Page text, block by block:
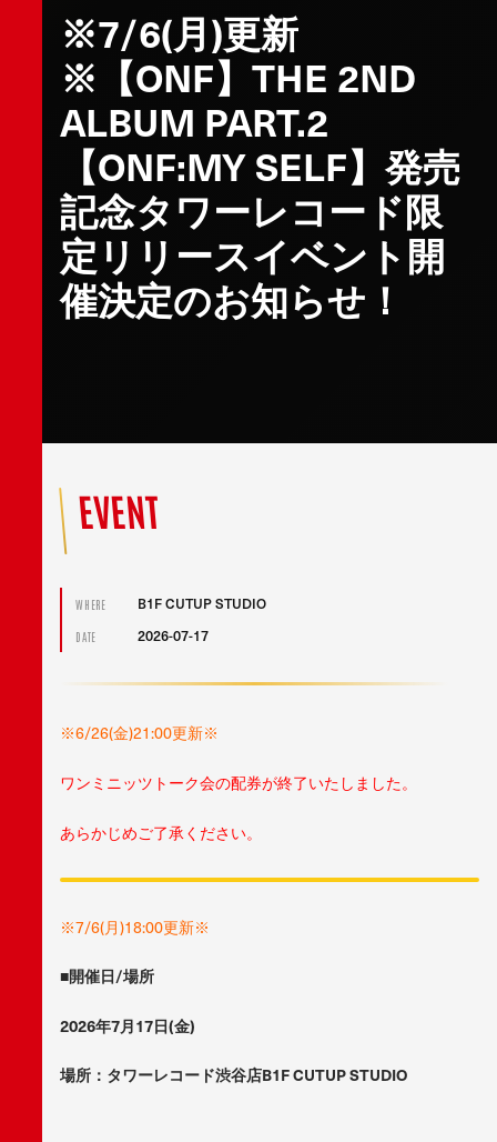
※7/6(月)更新
※【ONF】THE 2ND
ALBUM PART.2
【ONF:MY SELF】発売
記念タワーレコード限
定リリースイベント開
催決定のお知らせ！
EVENT
WHERE B1F CUTUP STUDIO
DATE 2026-07-17
※6/26(金)21:00更新※
ワンミニッツトーク会の配券が終了いたしました。
あらかじめご了承ください。
※7/6(月)18:00更新※
■開催日/場所
2026年7月17日(金)
場所：タワーレコード渋谷店B1F CUTUP STUDIO